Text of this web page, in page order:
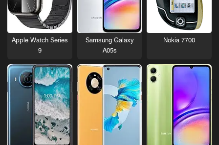
Nokia 7700
Samsung Galaxy
A05s
Apple Watch Series
9